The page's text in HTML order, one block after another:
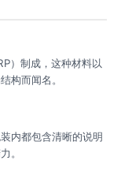
）制成，这种材料以
构而闻名。
内都包含清晰的说明
。